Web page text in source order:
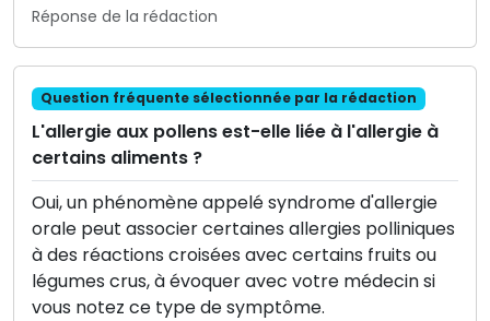
Réponse de la rédaction
Question fréquente sélectionnée par la rédaction
L'allergie aux pollens est-elle liée à l'allergie à
certains aliments ?
Oui, un phénomène appelé syndrome d'allergie
orale peut associer certaines allergies polliniques
à des réactions croisées avec certains fruits ou
légumes crus, à évoquer avec votre médecin si
vous notez ce type de symptôme.